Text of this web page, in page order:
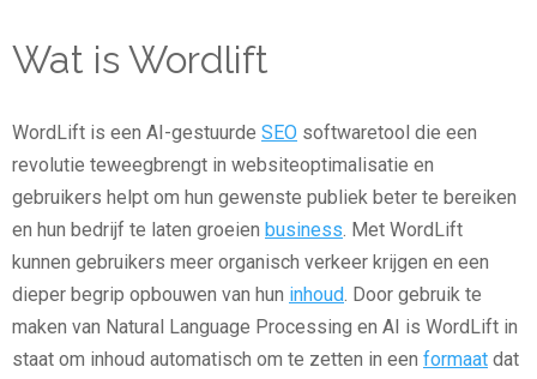
Wat is Wordlift
WordLift is een AI-gestuurde SEO softwaretool die een
revolutie teweegbrengt in websiteoptimalisatie en
gebruikers helpt om hun gewenste publiek beter te bereiken
en hun bedrijf te laten groeien business. Met WordLift
kunnen gebruikers meer organisch verkeer krijgen en een
dieper begrip opbouwen van hun inhoud. Door gebruik te
maken van Natural Language Processing en AI is WordLift in
staat om inhoud automatisch om te zetten in een formaat dat